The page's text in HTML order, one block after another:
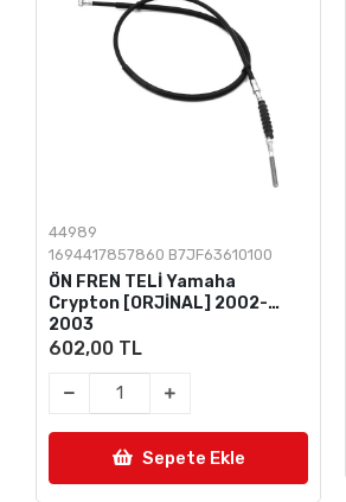
44989
1694417857860 B7JF63610100
ÖN FREN TELİ Yamaha
Crypton [ORJİNAL] 2002-
2003
602,00 TL
Sepete Ekle